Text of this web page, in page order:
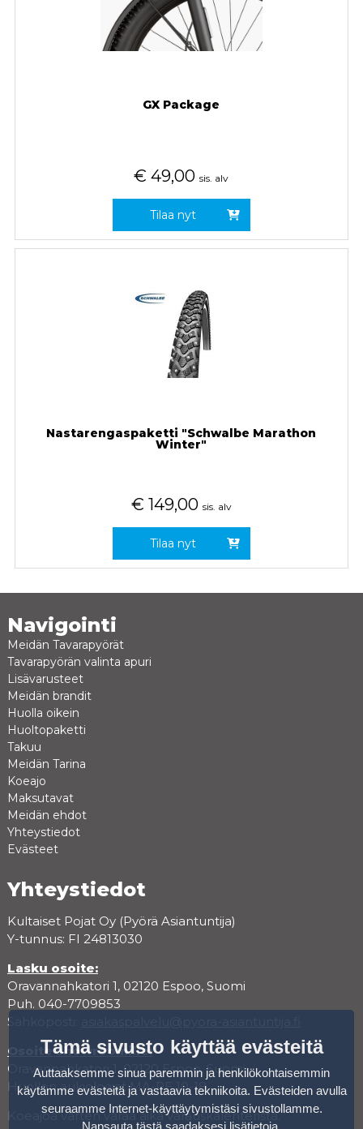
GX Package
€ 49,00 sis. alv
Tilaa nyt
Nastarengaspaketti "Schwalbe Marathon
Winter"
€ 149,00 sis. alv
Tilaa nyt
Navigointi
Meidän Tavarapyörät
Tavarapyörän valinta apuri
Lisävarusteet
Meidän brandit
Huolla oikein
Huoltopaketti
Takuu
Meidän Tarina
Koeajo
Maksutavat
Meidän ehdot
Yhteystiedot
Evästeet
Yhteystiedot
Kultaiset Pojat Oy (Pyörä Asiantuntija)
Y-tunnus: FI 24813030
Lasku osoite:
Oravannahkatori 1, 02120 Espoo, Suomi
Puh. 040-7709853
Sähköposti:
Osoite showroomille:
Oravannahkatori 1, 02120 Espoo, Suomi
Huollon aukioloajat MA-PE 10-18
Koeajoa varten varaa aika varauskalenterista.
Tämä sivusto käyttää evästeitä
Auttaaksemme sinua paremmin ja henkilökohtaisemmin
käytämme evästeitä ja vastaavia tekniikoita. Evästeiden avulla
seuraamme Internet-käyttäytymistäsi sivustollamme.
Napsauta tästä saadaksesi lisätietoja